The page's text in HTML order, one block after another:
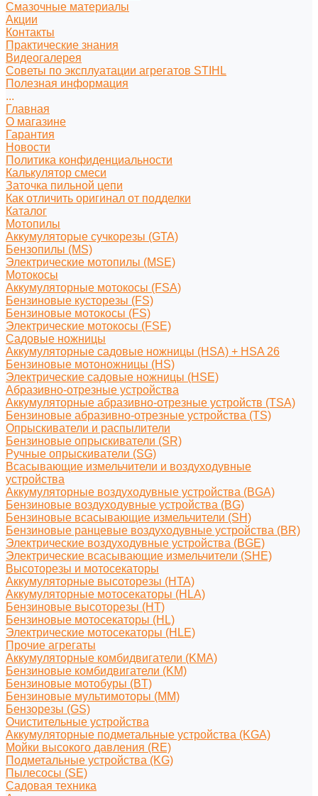
Смазочные материалы
Акции
Контакты
Практические знания
Видеогалерея
Советы по эксплуатации агрегатов STIHL
Полезная информация
...
Главная
О магазине
Гарантия
Новости
Политика конфиденциальности
Калькулятор смеси
Заточка пильной цепи
Как отличить оригинал от подделки
Каталог
Мотопилы
Аккумуляторые сучкорезы (GTA)
Бензопилы (MS)
Электрические мотопилы (MSE)
Мотокосы
Аккумуляторные мотокосы (FSA)
Бензиновые кусторезы (FS)
Бензиновые мотокосы (FS)
Электрические мотокосы (FSE)
Садовые ножницы
Аккумуляторные садовые ножницы (HSA) + HSA 26
Бензиновые мотоножницы (HS)
Электрические садовые ножницы (HSE)
Абразивно-отрезные устройства
Аккумуляторные абразивно-отрезные устройств (TSA)
Бензиновые абразивно-отрезные устройства (TS)
Опрыскиватели и распылители
Бензиновые опрыскиватели (SR)
Ручные опрыскиватели (SG)
Всасывающие измельчители и воздуходувные
устройства
Аккумуляторные воздуходувные устройства (BGA)
Бензиновые воздуходувные устройства (BG)
Бензиновые всасывающие измельчители (SH)
Бензиновые ранцевые воздуходувные устройства (BR)
Электрические воздуходувные устройства (BGE)
Электрические всасывающие измельчители (SHE)
Высоторезы и мотосекаторы
Аккумуляторные высоторезы (HTA)
Аккумуляторные мотосекаторы (HLA)
Бензиновые высоторезы (HT)
Бензиновые мотосекаторы (HL)
Электрические мотосекаторы (HLE)
Прочие агрегаты
Аккумуляторные комбидвигатели (KMA)
Бензиновые комбидвигатели (KM)
Бензиновые мотобуры (BT)
Бензиновые мультимоторы (MM)
Бензорезы (GS)
Очистительные устройства
Аккумуляторные подметальные устройства (KGA)
Мойки высокого давления (RE)
Подметальные устройства (KG)
Пылесосы (SE)
Садовая техника